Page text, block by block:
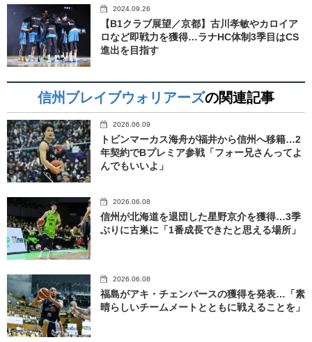
2024.09.26
【B1クラブ展望／京都】古川孝敏やカロイア
ロなど即戦力を獲得…ラナHC体制3季目はCS
進出を目指す
信州ブレイブウォリアーズの関連記事
2026.06.09
トビンマーカス海舟が福井から信州へ移籍…2
年契約でBプレミア参戦「フォー兄さんってよ
んでもいいよ」
2026.06.08
信州が北海道を退団した星野京介を獲得…3季
ぶりに古巣に「1番成長できたと思える場所」
2026.06.08
福島がアキ・チェンバースの獲得を発表…「素
晴らしいチームメートとともに戦えることを」